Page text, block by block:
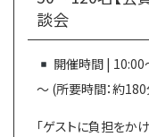
談会
開催時間 |
～ (所要時間：約
「ゲストに負担をか